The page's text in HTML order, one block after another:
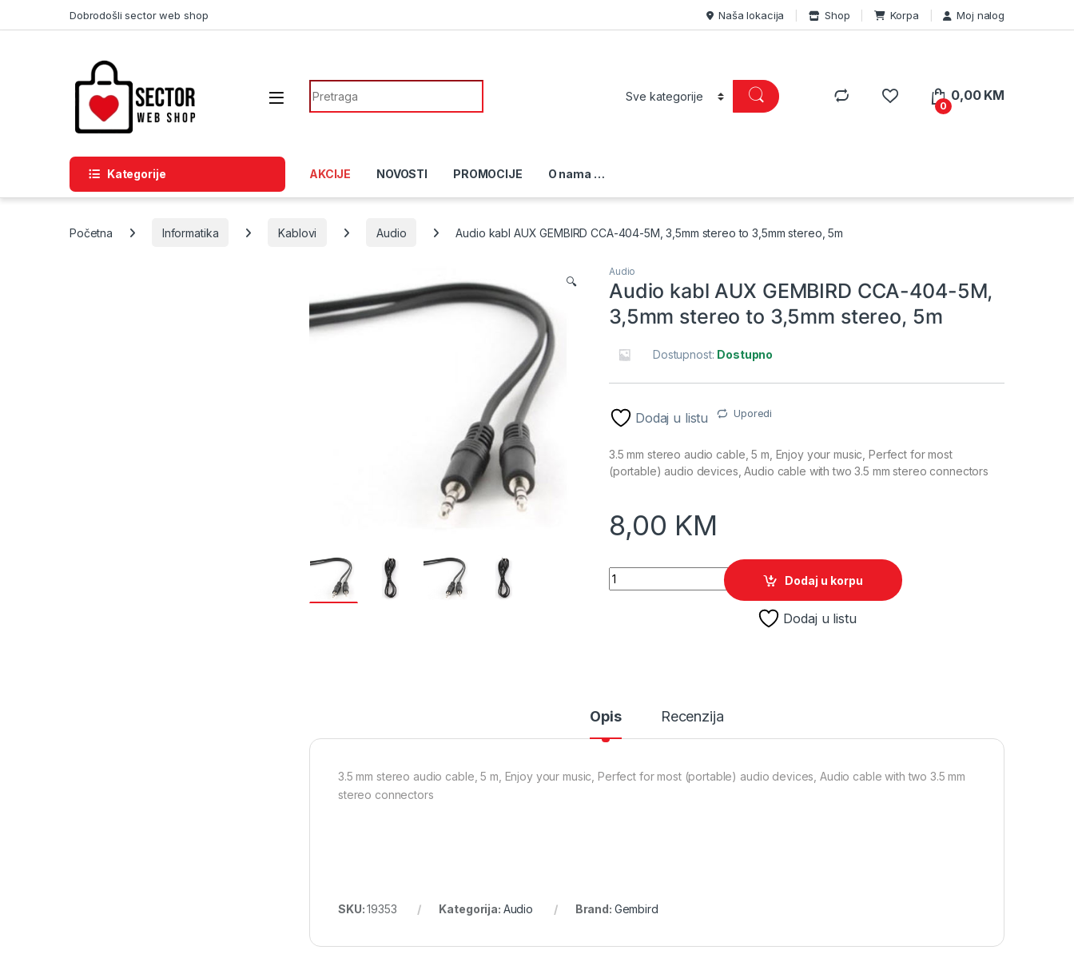
Dobrodošli sector web shop Naša lokacija Shop Korpa Moj nalog
Search for:
0
0,00 KM
Kategorije AKCIJE NOVOSTI PROMOCIJE O nama …
Početna Informatika Kablovi Audio Audio kabl AUX GEMBIRD CCA-404-5M, 3,5mm stereo to 3,5mm stereo, 5m
🔍
Audio
Audio kabl AUX GEMBIRD CCA-404-5M,
3,5mm stereo to 3,5mm stereo, 5m
Dostupnost: Dostupno
Dodaj u listu Uporedi
3.5 mm stereo audio cable, 5 m, Enjoy your music, Perfect for most
(portable) audio devices, Audio cable with two 3.5 mm stereo connectors
8,00 KM
Audio kabl AUX GEMBIRD CCA-404-5M, 3,5mm stereo to 3,5mm stereo, 5m
Dodaj u korpu
Dodaj u listu
Opis Recenzija
3.5 mm stereo audio cable, 5 m, Enjoy your music, Perfect for most (portable) audio devices, Audio cable with two 3.5 mm
stereo connectors
SKU:19353 Kategorija: Audio Brand: Gembird